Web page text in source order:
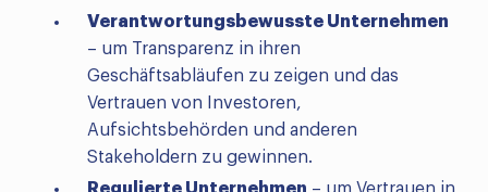
Verantwortungsbewusste Unternehmen
– um Transparenz in ihren
Geschäftsabläufen zu zeigen und das
Vertrauen von Investoren,
Aufsichtsbehörden und anderen
Stakeholdern zu gewinnen.